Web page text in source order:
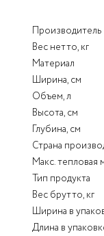
Производитель
Вес нетто, кг
Материал
Ширина, см
Объем, л
Высота, см
Глубина, см
Страна
Макс. тепловая
Тип продукта
Вес брутто, кг
Ширина в
Длина в